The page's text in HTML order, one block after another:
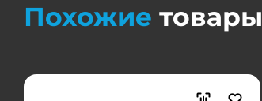
Похожие товары